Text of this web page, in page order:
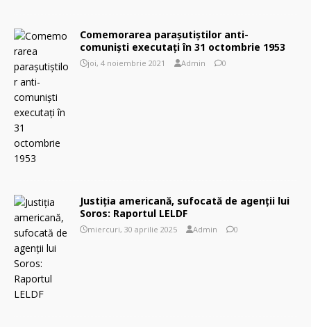
Comemorarea parașutiștilor anti-
comuniști executați în 31 octombrie 1953
joi, 4 noiembrie 2021 Admin 0
Justiția americană, sufocată de agenții lui
Soros: Raportul LELDF
miercuri, 30 aprilie 2025 Admin 0